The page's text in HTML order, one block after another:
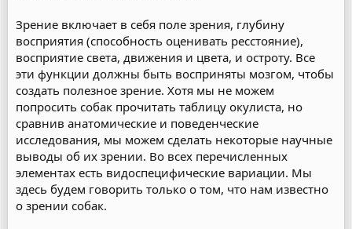
Зрение включает в себя поле зрения, глубину
восприятия (способность оценивать ресстояние),
восприятие света, движения и цвета, и остроту. Все
эти функции должны быть восприняты мозгом, чтобы
создать полезное зрение. Хотя мы не можем
попросить собак прочитать таблицу окулиста, но
сравнив анатомические и поведенческие
исследования, мы можем сделать некоторые научные
выводы об их зрении. Во всех перечисленных
элементах есть видоспецифические вариации. Мы
здесь будем говорить только о том, что нам известно
о зрении собак.